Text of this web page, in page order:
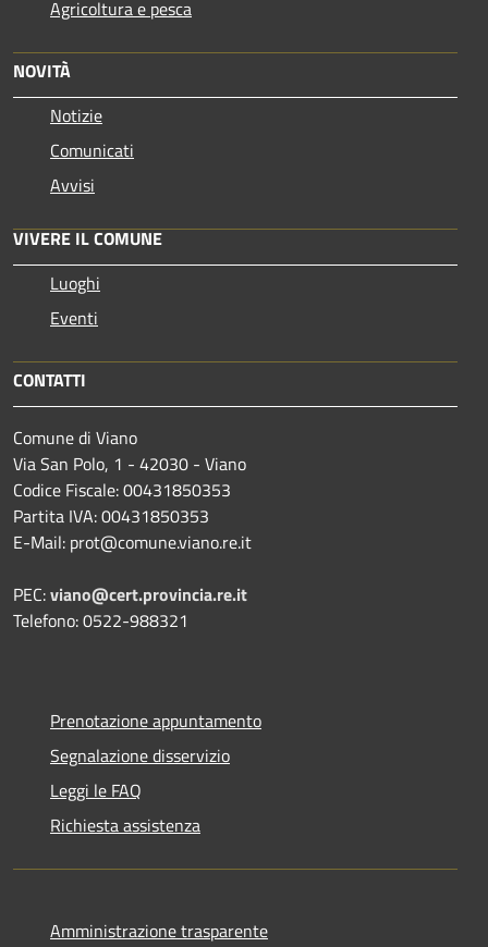
Agricoltura e pesca
NOVITÀ
Notizie
Comunicati
Avvisi
VIVERE IL COMUNE
Luoghi
Eventi
CONTATTI
Comune di Viano
Via San Polo, 1 - 42030 - Viano
Codice Fiscale: 00431850353
Partita IVA: 00431850353
E-Mail: prot@comune.viano.re.it
PEC:viano@cert.provincia.re.it
Telefono: 0522-988321
Prenotazione appuntamento
Segnalazione disservizio
Leggi le FAQ
Richiesta assistenza
Amministrazione trasparente